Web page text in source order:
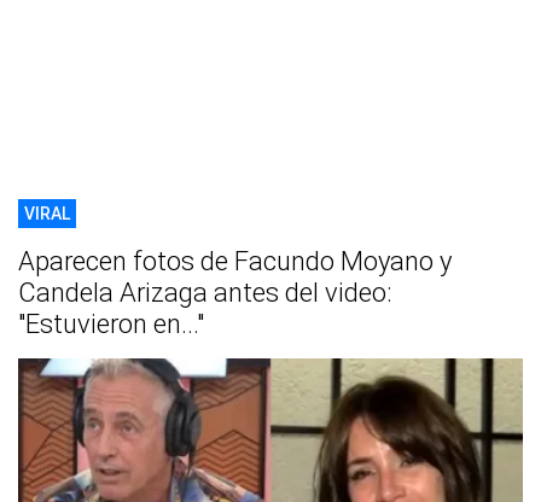
VIRAL
Aparecen fotos de Facundo Moyano y
Candela Arizaga antes del video:
"Estuvieron en..."